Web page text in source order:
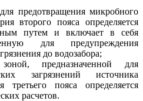
предотвращения микробного
второго пояса определяется
путем и включает в себя
для предупреждения
до водозабора;
предназначенной для
загрязнений источника
третьего пояса определяется
расчетов.